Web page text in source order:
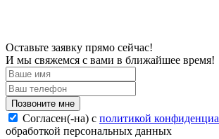
Оставьте заявку прямо сейчас!
И мы свяжемся с вами в ближайшее время!
Согласен(-на) c политикой
обработкой персональных данных